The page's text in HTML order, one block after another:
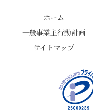
ホーム
一般事業主行動計画
サイトマップ